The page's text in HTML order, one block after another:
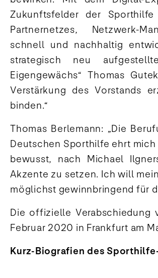
Zukunftsfelder der
Partnernetzes, Netzwerk-
schnell und nachhaltig
strategisch neu
Eigengewächs“ Thomas
Verstärkung des Vorstands
binden.“
Thomas Berlemann: „Die
Deutschen Sporthilfe ehrt mich
bewusst, nach Michael
Akzente zu setzen. Ich will
möglichst gewinnbringend für
Die offizielle Verabschiedung
Februar 2020 in Frankfurt am
Kurz-Biografien des